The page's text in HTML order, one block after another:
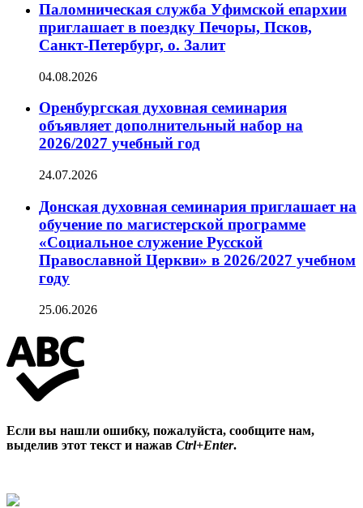
Паломническая служба Уфимской епархии
приглашает в поездку Печоры, Псков,
Санкт-Петербург, о. Залит
04.08.2026
Оренбургская духовная семинария
объявляет дополнительный набор на
2026/2027 учебный год
24.07.2026
Донская духовная семинария приглашает на
обучение по магистерской программе
«Социальное служение Русской
Православной Церкви» в 2026/2027 учебном
году
25.06.2026
Если вы нашли ошибку, пожалуйста, сообщите нам,
выделив этот текст и нажав Ctrl+Enter.